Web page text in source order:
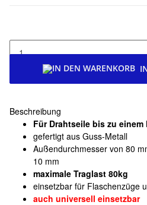
Beschreibung
Für Drahtseile bis zu
gefertigt aus Guss-Metall
Außendurchmesser von 80
10 mm
maximale Traglast 80kg
einsetzbar für Flaschenzüge
auch universell einsetzbar